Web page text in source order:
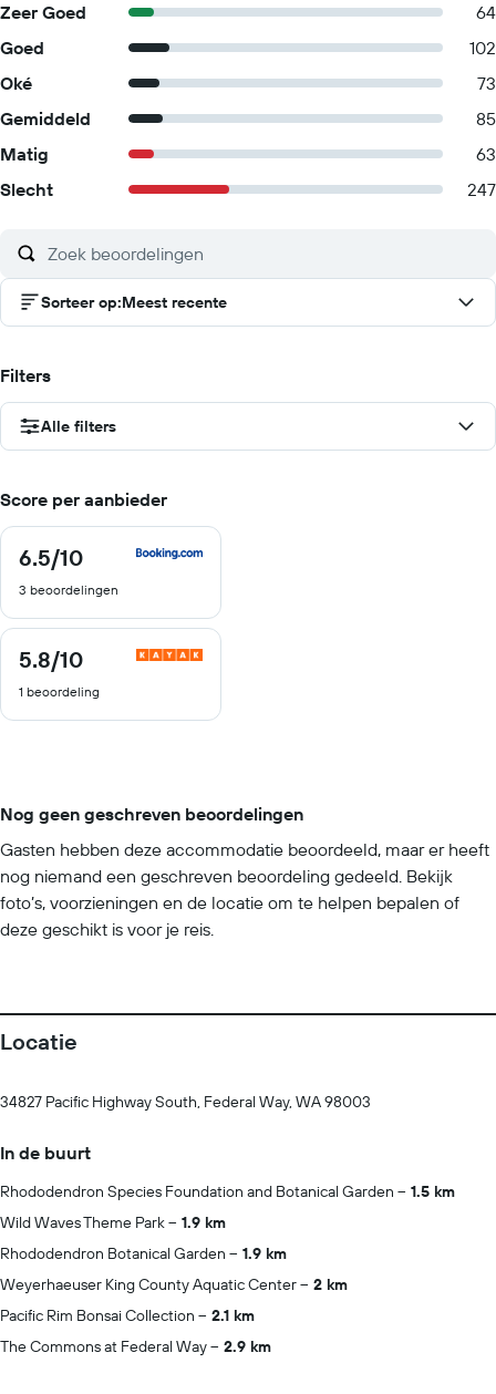
Zeer Goed
64
Goed
102
Oké
73
Gemiddeld
85
Matig
63
Slecht
247
Sorteer op:Meest recente
Filters
Alle filters
Score per aanbieder
6.5/10
6.5
10
3 beoordelingen
5.8/10
5.8
10
1 beoordeling
Nog geen geschreven beoordelingen
Gasten hebben deze accommodatie beoordeeld, maar er heeft
nog niemand een geschreven beoordeling gedeeld. Bekijk
foto’s, voorzieningen en de locatie om te helpen bepalen of
deze geschikt is voor je reis.
Locatie
34827 Pacific Highway South, Federal Way, WA 98003
In de buurt
Rhododendron Species Foundation and Botanical Garden
1.5 km
Wild Waves Theme Park
1.9 km
Rhododendron Botanical Garden
1.9 km
Weyerhaeuser King County Aquatic Center
2 km
Pacific Rim Bonsai Collection
2.1 km
The Commons at Federal Way
2.9 km